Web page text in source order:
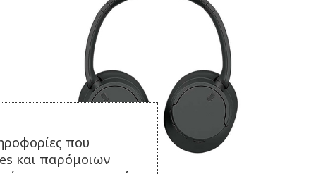
που
και παρόμοιων